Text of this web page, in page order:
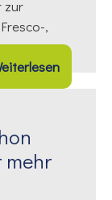
zur
,
mehr